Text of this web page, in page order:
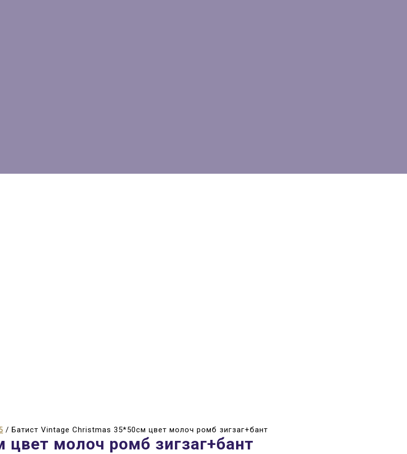
/ Батист Vintage Christmas 35*50см цвет молоч ромб зигзаг+бант
молоч ромб зигзаг+бант